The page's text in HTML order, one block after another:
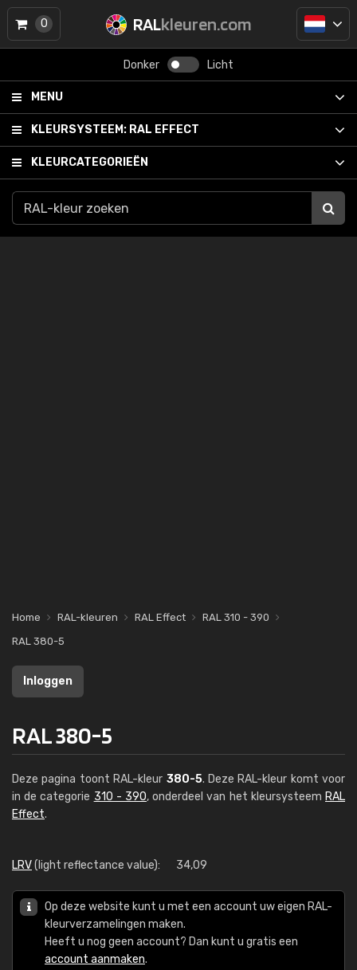
RALkleuren.com
Donker Licht
MENU
KLEURSYSTEEM: RAL EFFECT
KLEURCATEGORIEËN
0
Home RAL-kleuren RAL Effect
RAL 310 - 390
RAL 380-5
Inloggen
RAL 380-5
Deze pagina toont RAL-kleur 380-5. Deze RAL-kleur komt voor
in de categorie 310 - 390, onderdeel van het kleursysteem RAL
Effect.
LRV(light reflectance value): 34,09
Op deze website kunt u met een account uw eigen RAL-
kleurverzamelingen maken.
Heeft u nog geen account? Dan kunt u gratis een
account aanmaken.